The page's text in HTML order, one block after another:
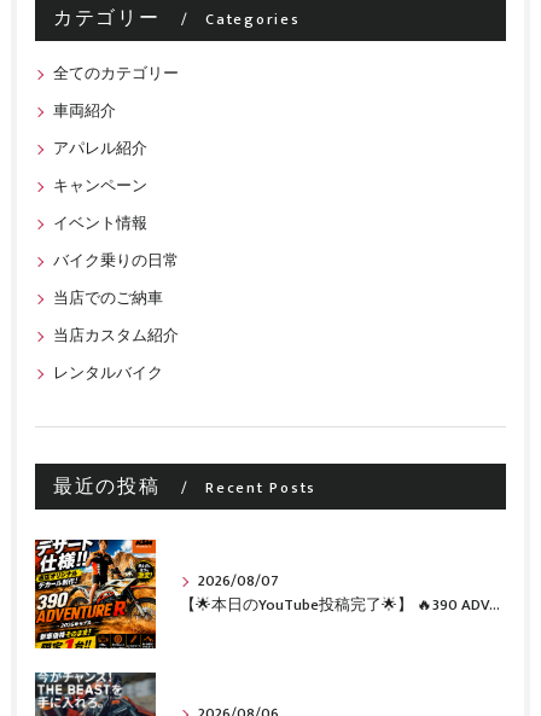
カテゴリー Categories
全てのカテゴリー
車両紹介
アパレル紹介
キャンペーン
イベント情報
バイク乗りの日常
当店でのご納車
当店カスタム紹介
レンタルバイク
最近の投稿 Recent Posts
2026/08/07
【🌟本日のYouTube投稿完了🌟】 🔥390 ADVENTURE R × KTM山形 オリジナルデカール仕様誕生🔥